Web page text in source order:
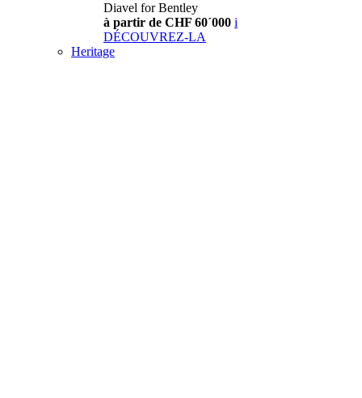
Diavel for Bentley
à partir de CHF 60´000 i
DÉCOUVREZ-LA
Heritage